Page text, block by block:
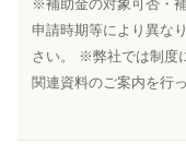
※補助金の対象可否・
申請時期等により異な
さい。 ※弊社では制度
関連資料のご案内を行